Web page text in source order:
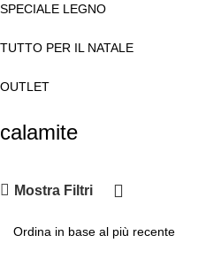
SPECIALE LEGNO
TUTTO PER IL NATALE
OUTLET
calamite
Mostra Filtri